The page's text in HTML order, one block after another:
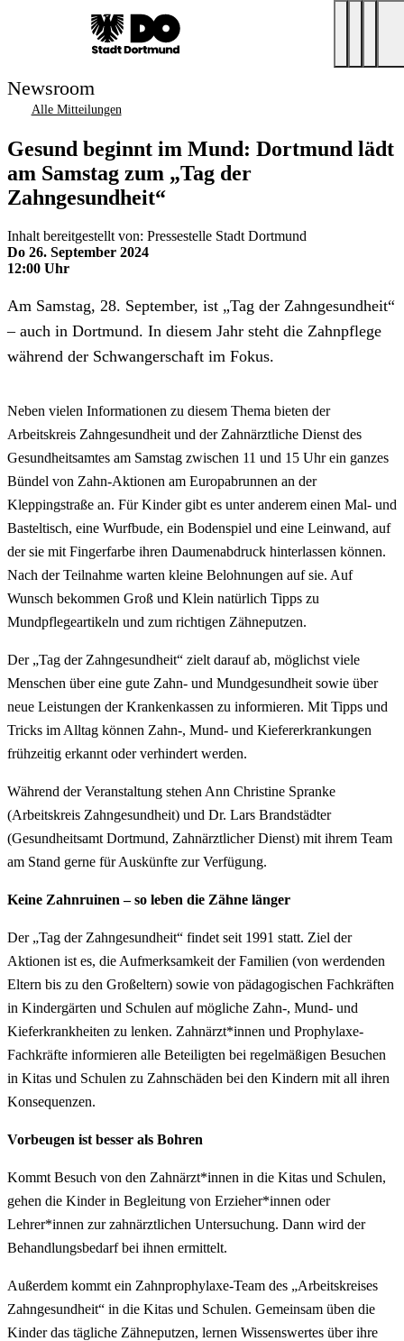
Newsroom
Alle Mitteilungen
Gesund beginnt im Mund: Dortmund lädt
am Samstag zum „Tag der
Zahngesundheit“
Inhalt bereitgestellt von: Pressestelle Stadt Dortmund
Do 26. September 2024
12:00 Uhr
Am Samstag, 28. September, ist „Tag der Zahngesundheit“
– auch in Dortmund. In diesem Jahr steht die Zahnpflege
während der Schwangerschaft im Fokus.
Neben vielen Informationen zu diesem Thema bieten der
Arbeitskreis Zahngesundheit und der Zahnärztliche Dienst des
Gesundheitsamtes am Samstag zwischen 11 und 15 Uhr ein ganzes
Bündel von Zahn-Aktionen am Europabrunnen an der
Kleppingstraße an. Für Kinder gibt es unter anderem einen Mal- und
Basteltisch, eine Wurfbude, ein Bodenspiel und eine Leinwand, auf
der sie mit Fingerfarbe ihren Daumenabdruck hinterlassen können.
Nach der Teilnahme warten kleine Belohnungen auf sie. Auf
Wunsch bekommen Groß und Klein natürlich Tipps zu
Mundpflegeartikeln und zum richtigen Zähneputzen.
Der „Tag der Zahngesundheit“ zielt darauf ab, möglichst viele
Menschen über eine gute Zahn- und Mundgesundheit sowie über
neue Leistungen der Krankenkassen zu informieren. Mit Tipps und
Tricks im Alltag können Zahn-, Mund- und Kiefererkrankungen
frühzeitig erkannt oder verhindert werden.
Während der Veranstaltung stehen Ann Christine Spranke
(Arbeitskreis Zahngesundheit) und Dr. Lars Brandstädter
(Gesundheitsamt Dortmund, Zahnärztlicher Dienst) mit ihrem Team
am Stand gerne für Auskünfte zur Verfügung.
Keine Zahnruinen – so leben die Zähne länger
Der „Tag der Zahngesundheit“ findet seit 1991 statt. Ziel der
Aktionen ist es, die Aufmerksamkeit der Familien (von werdenden
Eltern bis zu den Großeltern) sowie von pädagogischen Fachkräften
in Kindergärten und Schulen auf mögliche Zahn-, Mund- und
Kieferkrankheiten zu lenken. Zahnärzt*innen und Prophylaxe-
Fachkräfte informieren alle Beteiligten bei regelmäßigen Besuchen
in Kitas und Schulen zu Zahnschäden bei den Kindern mit all ihren
Konsequenzen.
Vorbeugen ist besser als Bohren
Kommt Besuch von den Zahnärzt*innen in die Kitas und Schulen,
gehen die Kinder in Begleitung von Erzieher*innen oder
Lehrer*innen zur zahnärztlichen Untersuchung. Dann wird der
Behandlungsbedarf bei ihnen ermittelt.
Außerdem kommt ein Zahnprophylaxe-Team des „Arbeitskreises
Zahngesundheit“ in die Kitas und Schulen. Gemeinsam üben die
Kinder das tägliche Zähneputzen, lernen Wissenswertes über ihre